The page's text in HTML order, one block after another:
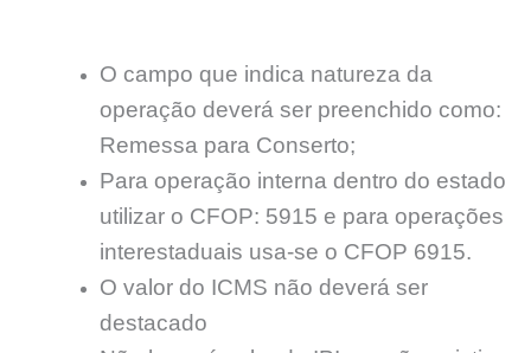
O campo que indica natureza da
operação deverá ser preenchido como:
Remessa para Conserto;
Para operação interna dentro do estado
utilizar o CFOP: 5915 e para operações
interestaduais usa-se o CFOP 6915.
O valor do ICMS não deverá ser
destacado